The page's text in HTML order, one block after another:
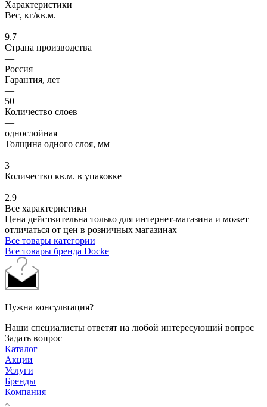
Характеристики
Вес, кг/кв.м.
—
9.7
Страна производства
—
Россия
Гарантия, лет
—
50
Количество слоев
—
однослойная
Толщина одного слоя, мм
—
3
Количество кв.м. в упаковке
—
2.9
Все характеристики
Цена действительна только для интернет-магазина и может
отличаться от цен в розничных магазинах
Все товары категории
Все товары бренда Docke
Нужна консультация?
Наши специалисты ответят на любой интересующий вопрос
Задать вопрос
Каталог
Акции
Услуги
Бренды
Компания